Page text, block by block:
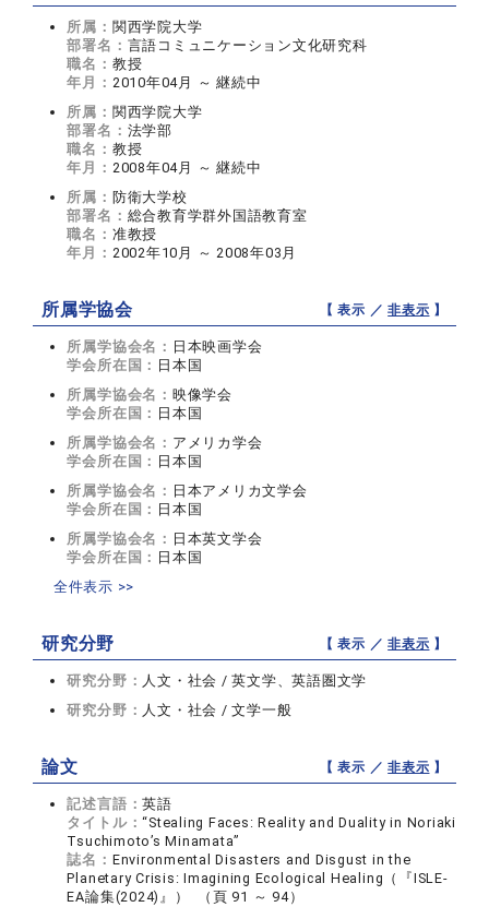
所属： 関西学院大学
部署名： 言語コミュニケーション文化研究科
職名： 教授
年月： 2010年04月 ～ 継続中
所属： 関西学院大学
部署名： 法学部
職名： 教授
年月： 2008年04月 ～ 継続中
所属： 防衛大学校
部署名： 総合教育学群外国語教育室
職名： 准教授
年月： 2002年10月 ～ 2008年03月
所属学協会 【 表示 ／非表示 】
所属学協会名： 日本映画学会
学会所在国： 日本国
所属学協会名： 映像学会
学会所在国： 日本国
所属学協会名： アメリカ学会
学会所在国： 日本国
所属学協会名： 日本アメリカ文学会
学会所在国： 日本国
所属学協会名： 日本英文学会
学会所在国： 日本国
全件表示 >>
研究分野 【 表示 ／非表示 】
研究分野： 人文・社会 / 英文学、英語圏文学
研究分野： 人文・社会 / 文学一般
論文 【 表示 ／非表示 】
記述言語：英語
タイトル：“Stealing Faces: Reality and Duality in Noriaki
Tsuchimoto’s Minamata”
誌名： Environmental Disasters and Disgust in the
Planetary Crisis: Imagining Ecological Healing（『ISLE-
EA論集(2024)』） （頁 91 ～ 94）